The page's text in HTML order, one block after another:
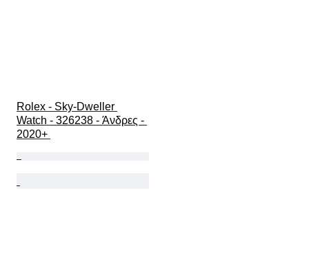
Rolex - Sky-Dweller
Watch - 326238 - Άνδρες -
2020+